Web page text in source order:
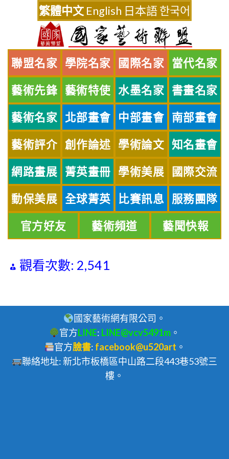
繁體中文 English 日本語한국어
聯盟名家 學院名家 國際名家 當代名家
藝術先鋒 藝術特使 水墨名家 書畫名家
藝術名家 北部畫會 中部畫會 南部畫會
藝術評介 創作論述 學術論文 知名畫會
網路畫展 菁英畫冊 學術美展 國際交流
動保美展 全球菁英 比賽訊息 服務團隊
官方好友 藝術頻道 藝聞快報
觀看次數: 2,541
國家藝術網有限公司。
官方LINE: LINE@vcv5491m 。
官方臉書: facebook@u520art 。
聯絡地址: 新北市板橋區中山路二段443巷53號三
樓。